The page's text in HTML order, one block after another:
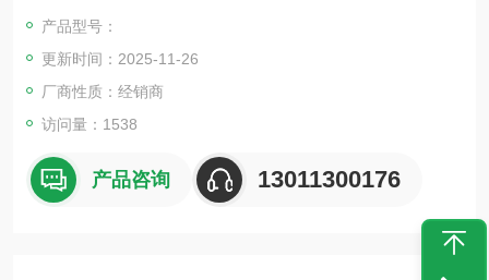
产品型号：
更新时间：2025-11-26
厂商性质：经销商
访问量：1538
产品咨询 13011300176